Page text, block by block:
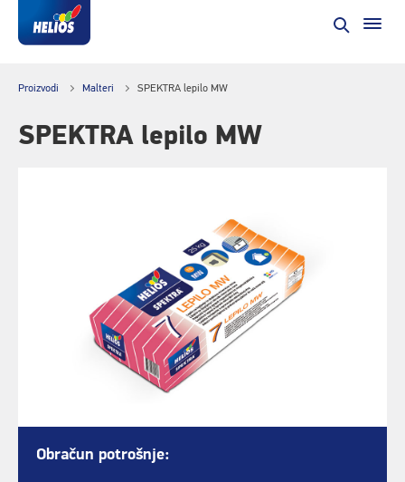
Proizvodi Malteri SPEKTRA lepilo MW
SPEKTRA lepilo MW
Obračun potrošnje: